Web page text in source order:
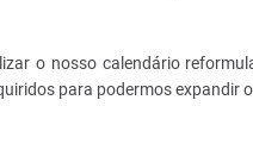
o nosso calendário
para podermos expandir